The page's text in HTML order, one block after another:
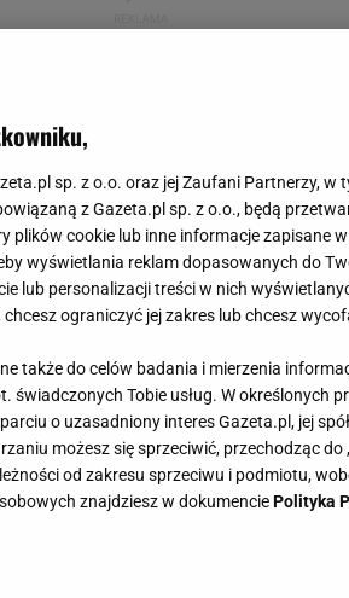
sp. z o.o. oraz jej Zaufani Partnerzy, w
z Gazeta.pl sp. z o.o., będą
plików cookie lub inne informacje zapisane
wyświetlania reklam dopasowanych do
lub personalizacji treści w nich
ograniczyć jej zakres lub chcesz
także do celów badania i mierzenia
świadczonych Tobie usług. W określonych
o uzasadniony interes Gazeta.pl, jej
możesz się sprzeciwić, przechodząc
od zakresu sprzeciwu i podmiotu,
znajdziesz w dokumenciePolityka
i przechowywanie plików